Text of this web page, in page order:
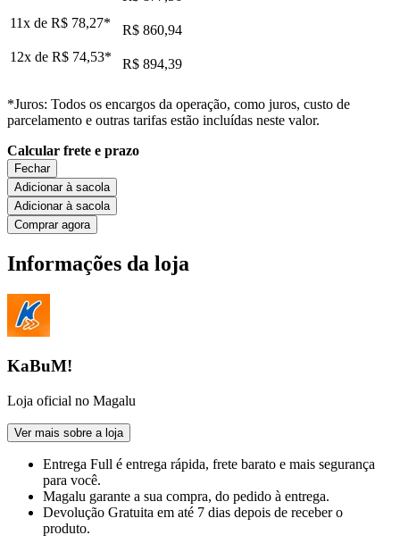
11x de R$ 78,27*
R$ 860,94
12x de R$ 74,53* R$ 894,39
*Juros: Todos os encargos da operação, como juros, custo de
parcelamento e outras tarifas estão incluídas neste valor.
Calcular frete e prazo
Fechar
Adicionar à sacola
Adicionar à sacola
Comprar agora
Informações da loja
KaBuM!
Loja oficial no Magalu
Ver mais sobre a loja
Entrega Full é entrega rápida, frete barato e mais segurança
para você.
Magalu garante a sua compra, do pedido à entrega.
Devolução Gratuita em até 7 dias depois de receber o
produto.